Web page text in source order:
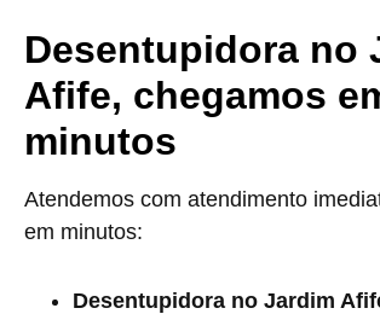
Desentupidora no
Afife, chegamos
minutos
Atendemos com atendimento
em minutos:
Desentupidora no Jardim